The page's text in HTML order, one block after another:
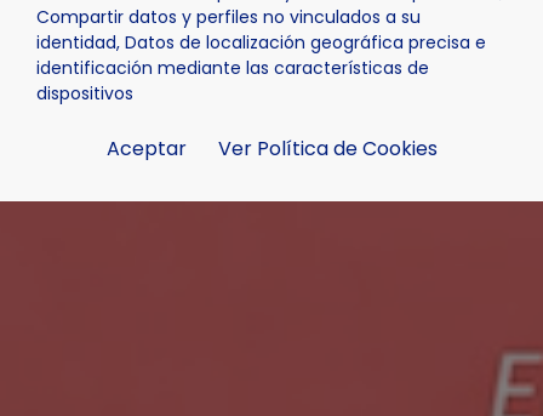
Compartir datos y perfiles no vinculados a su
identidad, Datos de localización geográfica precisa e
identificación mediante las características de
dispositivos
Aceptar Ver Política de Cookies